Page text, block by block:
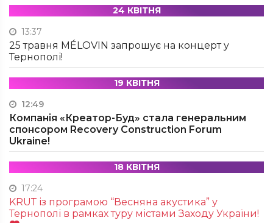
24 КВІТНЯ
13:37
25 травня MÉLOVIN запрошує на концерт у
Тернополі!
19 КВІТНЯ
12:49
Компанія «Креатор-Буд» стала генеральним
спонсором Recovery Construction Forum
Ukraine!
18 КВІТНЯ
17:24
KRUТ із програмою “Весняна акустика” у
Тернополі в рамках туру містами Заходу України!